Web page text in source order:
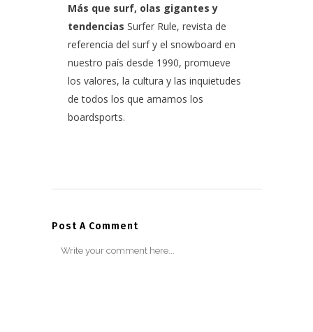
Más que surf, olas gigantes y
tendencias Surfer Rule, revista de
referencia del surf y el snowboard en
nuestro país desde 1990, promueve
los valores, la cultura y las inquietudes
de todos los que amamos los
boardsports.
Post A Comment